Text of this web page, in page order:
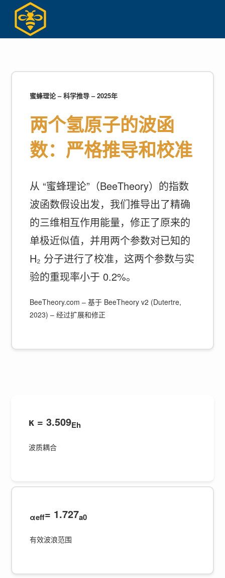
content
蜜蜂理论 – 科学推导 – 2025年
两个氢原子的波函
数：严格推导和校准
从 “蜜蜂理论”（BeeTheory）的指数
波函数假设出发，我们推导出了精确
的三维相互作用能量，修正了原来的
单极近似值，并用两个参数对已知的
H₂ 分子进行了校准，这两个参数与实
验的重现率小于 0.2%。
BeeTheory.com – 基于 BeeTheory v2 (Dutertre,
2023) – 经过扩展和修正
κ = 3.509Eh
波质耦合
αeff= 1.727a0
有效波浪范围